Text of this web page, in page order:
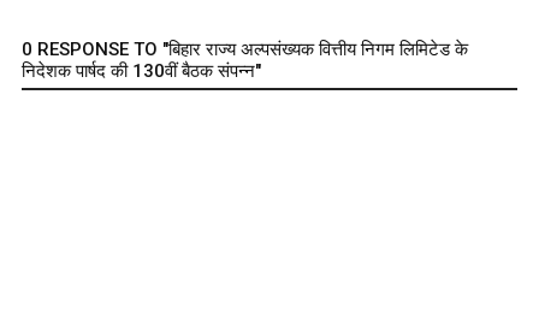
0 RESPONSE TO "बिहार राज्य अल्पसंख्यक वित्तीय निगम लिमिटेड के
निदेशक पार्षद की 130वीं बैठक संपन्न"